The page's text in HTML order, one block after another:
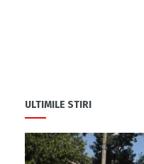
ULTIMILE STIRI